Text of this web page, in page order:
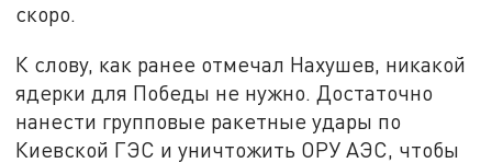
скоро.
К слову, как ранее отмечал Нахушев, никакой
ядерки для Победы не нужно. Достаточно
нанести групповые ракетные удары по
Киевской ГЭС и уничтожить ОРУ АЭС, чтобы